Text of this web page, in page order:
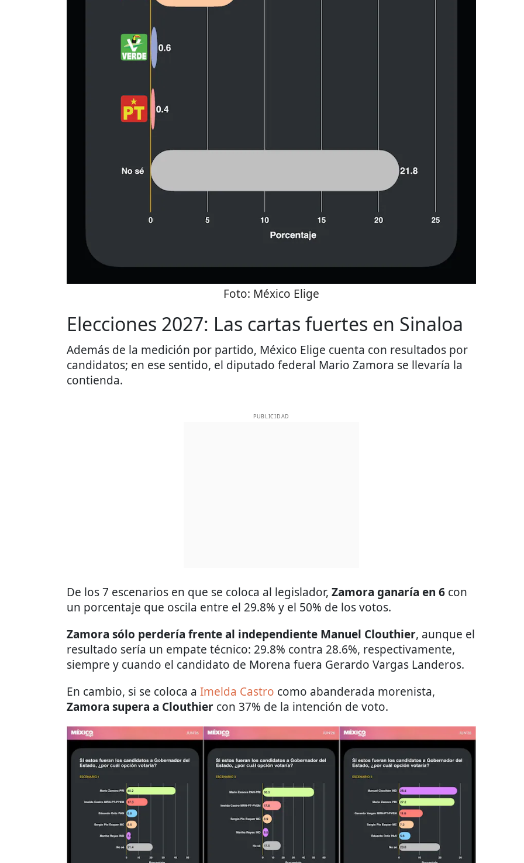
Foto: México Elige
Elecciones 2027: Las cartas fuertes en Sinaloa
Además de la medición por partido, México Elige cuenta con resultados por
candidatos; en ese sentido, el diputado federal Mario Zamora se llevaría la
contienda.
PUBLICIDAD
De los 7 escenarios en que se coloca al legislador, Zamora ganaría en 6 con
un porcentaje que oscila entre el 29.8% y el 50% de los votos.
Zamora sólo perdería frente al independiente Manuel Clouthier, aunque el
resultado sería un empate técnico: 29.8% contra 28.6%, respectivamente,
siempre y cuando el candidato de Morena fuera Gerardo Vargas Landeros.
En cambio, si se coloca a Imelda Castro como abanderada morenista,
Zamora supera a Clouthier con 37% de la intención de voto.